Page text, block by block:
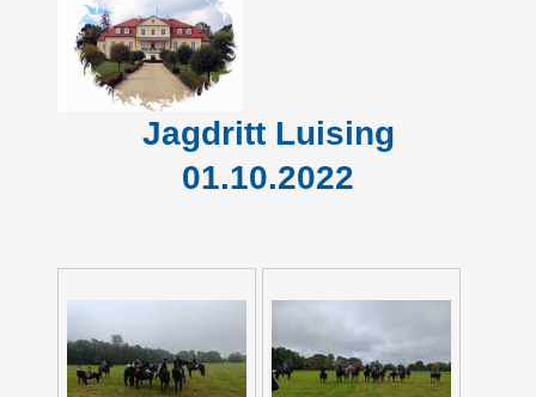
Jagdritt Luising
01.10.2022